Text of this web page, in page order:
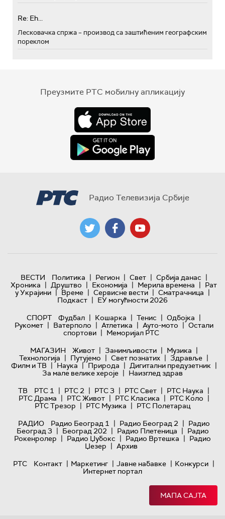
Re: Eh...
Лесковачка спржа – производ са заштићеним географским
пореклом
Преузмите РТС мобилну апликацију
Радио Телевизија Србије
ВЕСТИ Политика | Регион | Свет | Србија данас |
Хроника | Друштво | Економија | Мерила времена | Рат
у Украјини | Време | Сервисне вести | Сматрачница |
Подкаст | ЕУ могућности 2026
СПОРТ
Фудбал | Кошарка | Тенис | Одбојка |
Рукомет | Ватерполо | Атлетика | Ауто-мото | Остали
спортови | Меморијал РТС
МАГАЗИН
Живот | Занимљивости | Музика |
Технологијa | Путујемо | Свет познатих | Здравље |
Филм и ТВ | Наука | Природа | Дигитални предузетник |
За мале велике хероје | Наизглед здрав
ТВ
РТС 1 | РТС 2 | РТС 3 | РТС Свет | РТС Наука |
РТС Драма | РТС Живот | РТС Класика | РТС Коло |
РТС Трезор | РТС Музика | РТС Полетарац
РАДИО
Радио Београд 1 | Радио Београд 2 | Радио
Београд 3 | Београд 202 | Радио Плетеница | Радио
Рокенролер | Радио Џубокс | Радио Вртешка | Радио
Џезер | Архив
РТС
Контакт | Маркетинг | Јавне набавке | Конкурси |
Интернет портал
МАПА САЈТА